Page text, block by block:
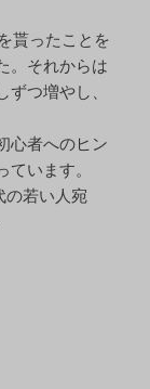
貰ったことを
。それからは
つ増やし、
心者へのヒン
います。
の若い人宛